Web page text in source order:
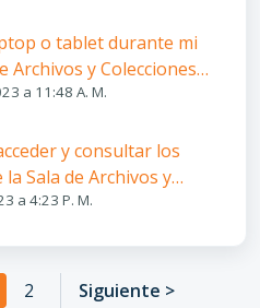
o tablet durante mi
Archivos y Colecciones
a 11:48 A. M.
y consultar los
Sala de Archivos y
a 4:23 P. M.
2 Siguiente >